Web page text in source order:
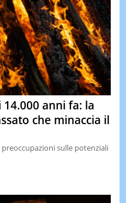
anni fa: la
che minaccia il
sulle potenziali